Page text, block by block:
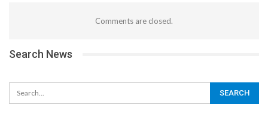
Comments are closed.
Search News